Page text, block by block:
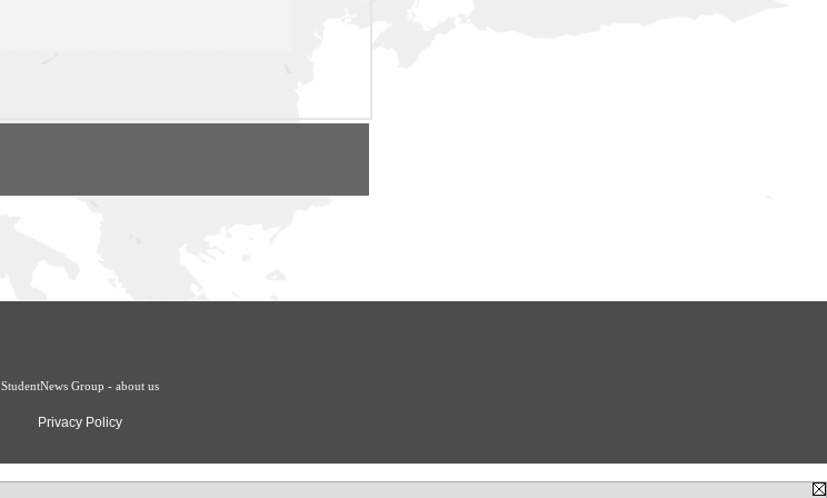
StudentNews Group - about us
Privacy Policy